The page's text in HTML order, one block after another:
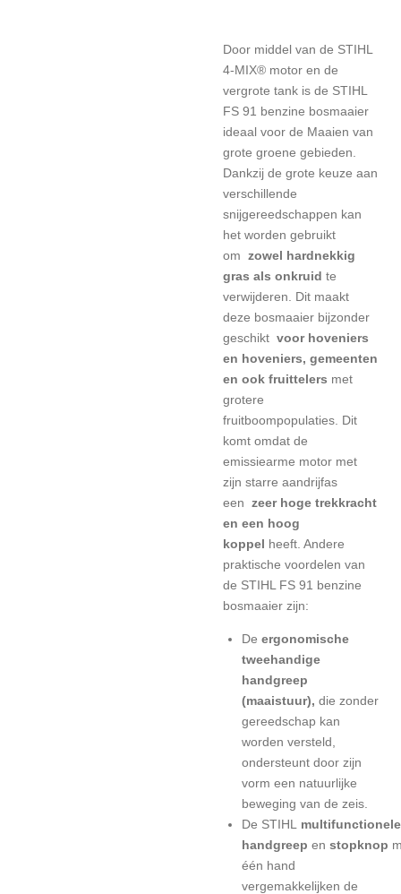
Door middel van de STIHL
4-MIX® motor en de
vergrote tank is de STIHL
FS 91 benzine bosmaaier
ideaal voor de Maaien van
grote groene gebieden.
Dankzij de grote keuze aan
verschillende
snijgereedschappen kan
het worden gebruikt
om zowel hardnekkig
gras als onkruid te
verwijderen. Dit maakt
deze bosmaaier bijzonder
geschikt voor hoveniers
en hoveniers, gemeenten
en ook fruittelers met
grotere
fruitboompopulaties. Dit
komt omdat de
emissiearme motor met
zijn starre aandrijfas
een zeer hoge trekkracht
en een hoog
koppel heeft. Andere
praktische voordelen van
de STIHL FS 91 benzine
bosmaaier zijn:
De ergonomische
tweehandige
handgreep
(maaistuur), die zonder
gereedschap kan
worden versteld,
ondersteunt door zijn
vorm een natuurlijke
beweging van de zeis.
De STIHL multifunctionele
handgreep en stopknop
één hand
vergemakkelijken de